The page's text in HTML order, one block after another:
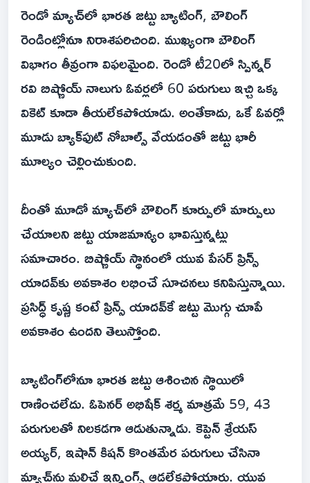
రెండో మ్యాచ్‌లో భారత జట్టు బ్యాటింగ్‌, బౌలింగ్‌
రెండింట్లోనూ నిరాశపరిచింది. ముఖ్యంగా బౌలింగ్‌
విభాగం తీవ్రంగా విఫలమైంది. రెండో టీ20లో స్పిన్నర్‌
రవి బిష్ణోయ్‌ నాలుగు ఓవర్లలో 60 పరుగులు ఇచ్చి ఒక్క
వికెట్‌ కూడా తీయలేకపోయాడు. అంతేకాదు, ఒకే ఓవర్లో
మూడు బ్యాక్‌ఫుట్‌ నోబాల్స్‌ వేయడంతో జట్టు భారీ
మూల్యం చెల్లించుకుంది.
దీంతో మూడో మ్యాచ్‌లో బౌలింగ్‌ కూర్పులో మార్పులు
చేయాలని జట్టు యాజమాన్యం భావిస్తున్నట్లు
సమాచారం. బిష్ణోయ్‌ స్థానంలో యువ పేసర్‌ ప్రిన్స్‌
యాదవ్‌కు అవకాశం లభించే సూచనలు కనిపిస్తున్నాయి.
ప్రసిద్ధ్‌ కృష్ణ కంటే ప్రిన్స్‌ యాదవ్‌కే జట్టు మొగ్గు చూపే
అవకాశం ఉందని తెలుస్తోంది.
బ్యాటింగ్‌లోనూ భారత జట్టు ఆశించిన స్థాయిలో
రాణించలేదు. ఓపెనర్‌ అభిషేక్‌ శర్మ మాత్రమే 59, 43
పరుగులతో నిలకడగా ఆడుతున్నాడు. కెప్టెన్‌ శ్రేయస్‌
అయ్యర్‌, ఇషాన్‌ కిషన్‌ కొంతమేర పరుగులు చేసినా
మ్యాచ్‌ను మలిచే ఇన్నింగ్స్‌ ఆడలేకపోయారు. యువ